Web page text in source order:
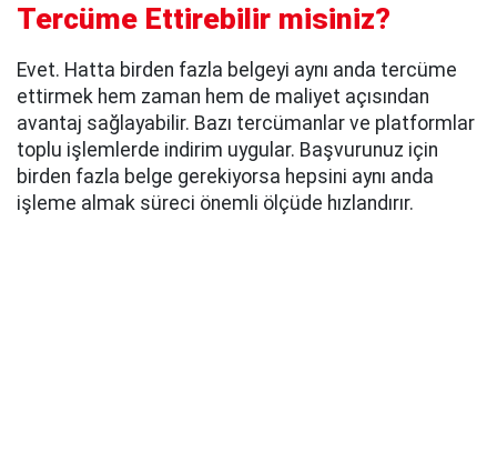
Tercüme Ettirebilir misiniz?
Evet. Hatta birden fazla belgeyi aynı anda tercüme
ettirmek hem zaman hem de maliyet açısından
avantaj sağlayabilir. Bazı tercümanlar ve platformlar
toplu işlemlerde indirim uygular. Başvurunuz için
birden fazla belge gerekiyorsa hepsini aynı anda
işleme almak süreci önemli ölçüde hızlandırır.